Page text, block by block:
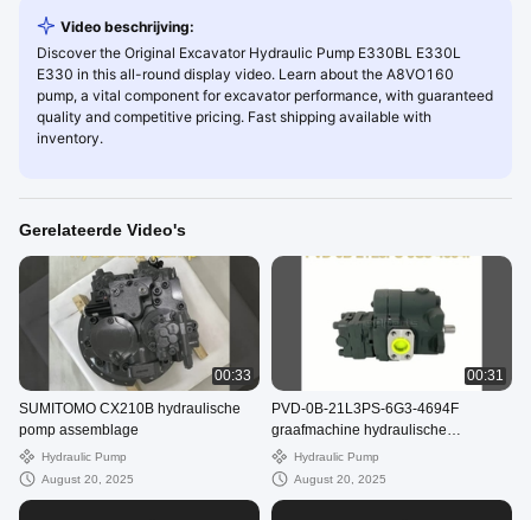
Video beschrijving:
Discover the Original Excavator Hydraulic Pump E330BL E330L
E330 in this all-round display video. Learn about the A8VO160
pump, a vital component for excavator performance, with guaranteed
quality and competitive pricing. Fast shipping available with
inventory.
Gerelateerde Video's
00:33
SUMITOMO CX210B hydraulische
pomp assemblage
Hydraulic Pump
August 20, 2025
00:31
PVD-0B-21L3PS-6G3-4694F
graafmachine hydraulische
hoofdpompassemblage leverancier
Hydraulic Pump
August 20, 2025